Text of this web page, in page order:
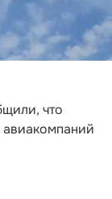
что
этом сам